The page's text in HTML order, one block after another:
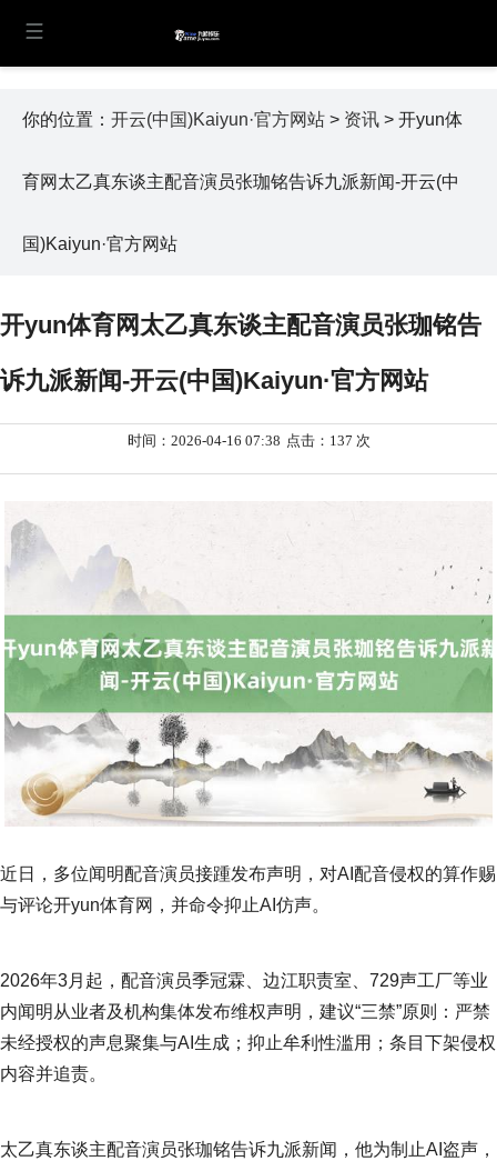
你的位置： 开云(中国)Kaiyun·官方网站 > 资讯 > 开yun体
育网太乙真东谈主配音演员张珈铭告诉九派新闻-开云(中
国)Kaiyun·官方网站
开yun体育网太乙真东谈主配音演员张珈铭告
诉九派新闻-开云(中国)Kaiyun·官方网站
时间：2026-04-16 07:38 点击：137 次
近日，多位闻明配音演员接踵发布声明，对AI配音侵权的算作赐
与评论开yun体育网，并命令抑止AI仿声。
2026年3月起，配音演员季冠霖、边江职责室、729声工厂等业
内闻明从业者及机构集体发布维权声明，建议“三禁”原则：严禁
未经授权的声息聚集与AI生成；抑止牟利性滥用；条目下架侵权
内容并追责。
太乙真东谈主配音演员张珈铭告诉九派新闻，他为制止AI盗声，